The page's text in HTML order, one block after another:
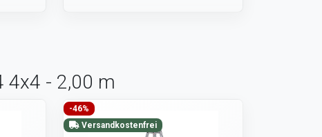
4x4 - 2,00 m
-46%
Versandkostenfrei